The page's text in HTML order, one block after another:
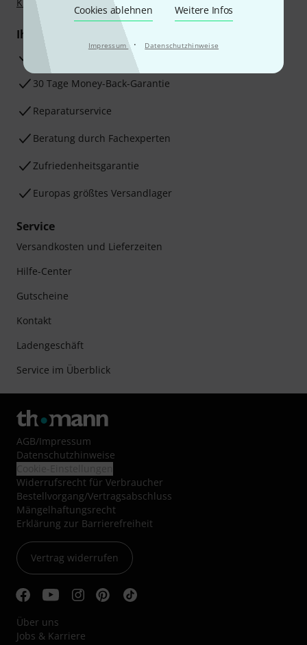
Cookies ablehnen Weitere Infos
Impressum · Datenschutzhinweise
Ihre Vorteile
3 Jahre Thomann Garantie
30 Tage Money-Back-Garantie
Reparaturservice
Beratung durch Fachexperten
Zufriedenheitsgarantie
Europas größtes Versandlager
Service
Versandkosten und Lieferzeiten
Hilfe-Center
Gutscheine
Kontakt
Ladengeschäft
Service im Überblick
AGB/Impressum
Datenschutzhinweise
Widerrufsrecht für Verbraucher
Bestellvorgang/Vertragsabschluss
Mängelhaftungsrecht
Erklärung zur Barrierefreiheit
Vertrag widerrufen
Über uns
Jobs & Karriere